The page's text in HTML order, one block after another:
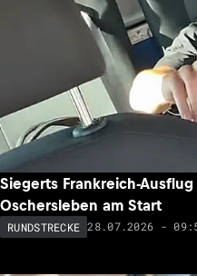
Siegerts Frankreich-
Oschersleben am Start
RUNDSTRECKE 28.07.2026 -